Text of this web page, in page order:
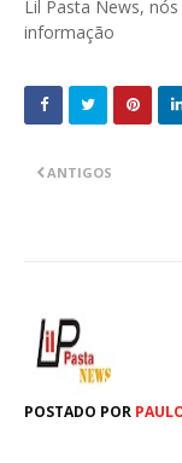
Lil Pasta News,
informação
ANTIGOS
POSTADO POR